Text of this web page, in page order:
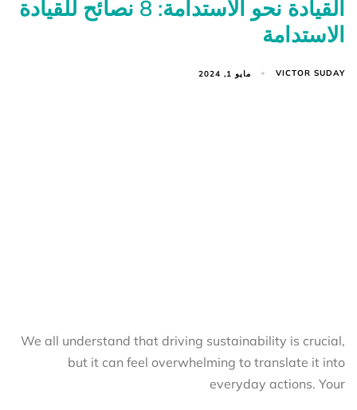
القيادة نحو الاستدامة: 8 نصائح للقيادة
الاستدامة
VICTOR SUDAY مايو 1, 2024
We all understand that driving sustainability is crucial,
but it can feel overwhelming to translate it into
everyday actions. Your